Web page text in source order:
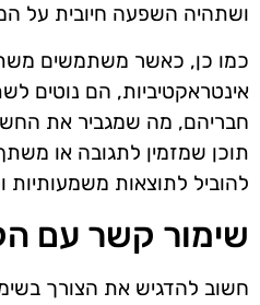
ושתהיה השפעה חיובית על
כמו כן, כאשר משתמשים
אינטראקטיביות, הם נוטים
חבריהם, מה שמגביר את
תוכן שמזמין לתגובה או
להוביל לתוצאות משמעותיות
שימור קשר עם
חשוב להדגיש את הצורך